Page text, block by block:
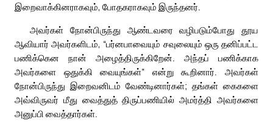
இறைவாக்கினராகவும், போதகராகவும் இருந்தனர்.
அவர்கள் நோன்பிருந்து ஆண்டவரை வழிபடும்போது தூய
ஆவியார் அவர்களிடம், “பர்னபாவையும் சவுலையும் ஒரு தனிப்பட்ட
பணிக்கென நான் அழைத்திருக்கிறேன். அந்தப் பணிக்காக
அவர்களை ஒதுக்கி வையுங்கள்” என்று கூறினார். அவர்கள்
நோன்பிருந்து இறைவனிடம் வேண்டினார்கள்; தங்கள் கைகளை
அவ்விருவர் மீது வைத்துத் திருப்பணியில் அமர்த்தி அவர்களை
அனுப்பி வைத்தார்கள்.